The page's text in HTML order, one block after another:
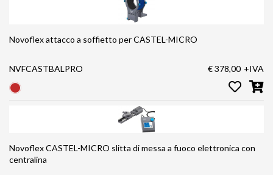
Novoflex attacco a soffietto per CASTEL-MICRO
NVFCASTBALPRO € 378,00 +IVA
Novoflex CASTEL-MICRO slitta di messa a fuoco elettronica con
centralina